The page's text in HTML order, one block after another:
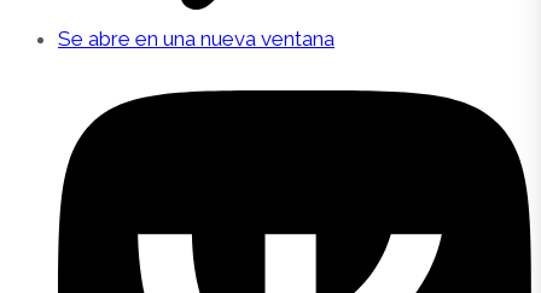
Se abre en una nueva ventana